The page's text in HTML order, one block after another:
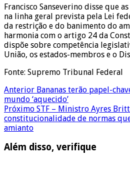
Francisco Sanseverino disse que
na linha geral prevista pela Lei
da restrição e do banimento do
harmonia com o artigo 24 da
dispõe sobre competência
União, os estados-membros e o
Fonte: Supremo Tribunal Federal
Anterior Bananas terão papel-
mundo ‘aquecido’
Próximo STF – Ministro Ayres
constitucionalidade de normas
amianto
Além disso, verifique